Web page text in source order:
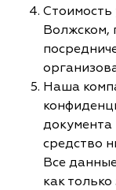
Стоимость
Волжском,
Наша
документа
средство
Все
как